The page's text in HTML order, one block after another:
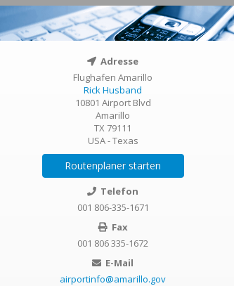
Adresse
Flughafen Amarillo
Rick Husband
10801 Airport Blvd
Amarillo
TX 79111
USA - Texas
Routenplaner starten
Telefon
001 806-335-1671
Fax
001 806 335-1672
E-Mail
airportinfo@amarillo.gov